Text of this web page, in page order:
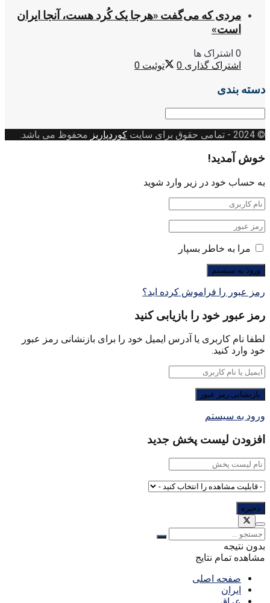
مردی که می‌گفت «هرجا یک کُرد هست، آنجا ایران
است»
0 اشتراک ها
اشتراک گذاری 0 توئیت 0
دسته بندی
© 2024
- تمامی حقوق برای سایت کوردپاریز محفوظ می باشد.
خوش آمدید!
به حساب خود در زیر وارد شوید
مرا به خاطر بسپار
رمز عبور را فراموش کرده اید؟
رمز عبور خود را بازیابی کنید
لطفا نام کاربری یا آدرس ایمیل خود را برای بازنشانی رمز عبور
خود وارد کنید.
ورود به سیستم
افزودن لیست پخش جدید
بدون نتیجه
مشاهده تمام نتایج
صفحه اصلی
ایران